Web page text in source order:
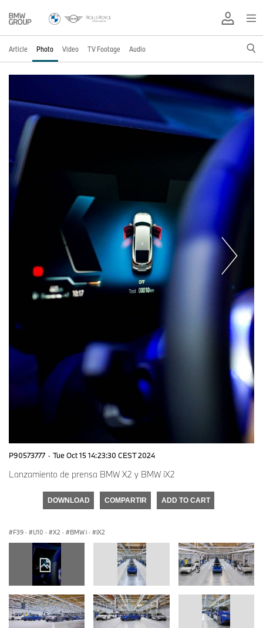
Article Photo Video TV Footage Audio
P90573777 · Tue Oct 15 14:23:30 CEST 2024
Lanzamiento de prensa BMW X2 y BMW iX2
DOWNLOAD COMPARTIR ADD TO CART
F39 · U10 · X2 · BMW i · iX2